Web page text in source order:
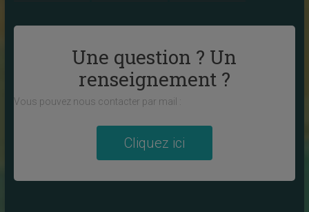
Une question ? Un
renseignement ?
Vous pouvez nous contacter par mail :
Cliquez ici